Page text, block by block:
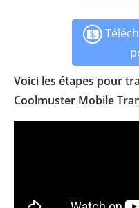
Voici les étapes pour
Coolmuster Mobile